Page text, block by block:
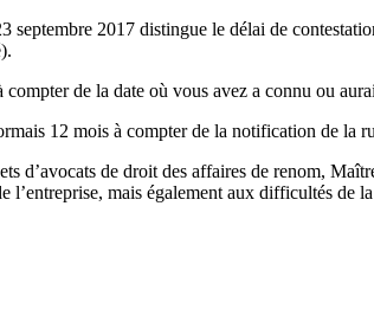
2017 distingue le délai de
de la date où vous avez a connu ou
12 mois à compter de la notification de la
d’avocats de droit des affaires de renom,
mais également aux difficultés de